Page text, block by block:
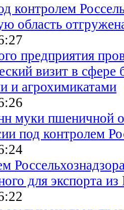
контролем
область
предприятия
визит в сфере
и агрохимикатами
муки пшеничной
под контролем
для экспорта